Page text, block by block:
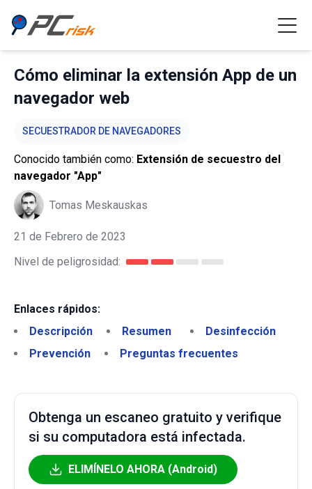
Cómo eliminar la extensión App de un
navegador web
SECUESTRADOR DE NAVEGADORES
Conocido también como: Extensión de secuestro del
navegador "App"
Tomas Meskauskas
21 de Febrero de 2023
Nivel de peligrosidad:
Enlaces rápidos:
Descripción
Resumen
Desinfección
Prevención
Preguntas frecuentes
Obtenga un escaneo gratuito y verifique
si su computadora está infectada.
ELIMÍNELO AHORA (Android)